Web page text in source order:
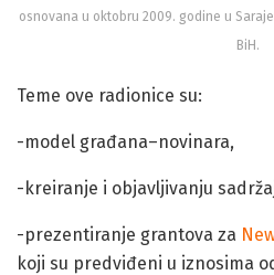
osnovana u oktobru 2009. godine u
BiH.
Teme ove radionice su:
-model građana–novinara,
-kreiranje i objavljivanju
-prezentiranje grantova za
koji su predviđeni u iznosima